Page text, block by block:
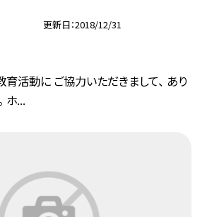
更新日 2018/12/31
活動に ご協力いただきまして、 あり
ホ...